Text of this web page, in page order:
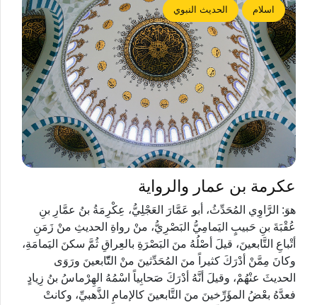
اسلام الحديث النبوي
عكرمة بن عمار والرواية
هوَ: الرَّاوِي المُحَدِّثُ، أبو عَمَّارَ العَجْلِيُّ، عِكْرِمَةُ بنُ عمَّارِ بنِ
عُقْبَةَ بنِ حَبيبٍ اليَمامِيُّ البَصْرِيُّ، منْ رواةِ الحديثِ منْ زَمَنِ
أتْباعِ التَّابعينَ، قيلَ أصْلُهُ منَ البَصْرَةِ بالعِراقِ ثُمَّ سكنَ اليَمامَةِ،
وكانَ مِمَّنْ أدْرَكَ كثيراً منَ المُحَدِّثينَ منْ التّّابعينَ ورَوَى
الحديثَ عنْهُمْ، وقيلَ أنَّهُ أدْرَكَ صَحابِياً اسْمُهُ الهِرْماسُ بنُ زِيادٍ
فعدَّهُ بعْضُ المؤَرِّخينَ منَ التَّابعينَ كالإمامِ الذَّهبيِّ، وكانتْ